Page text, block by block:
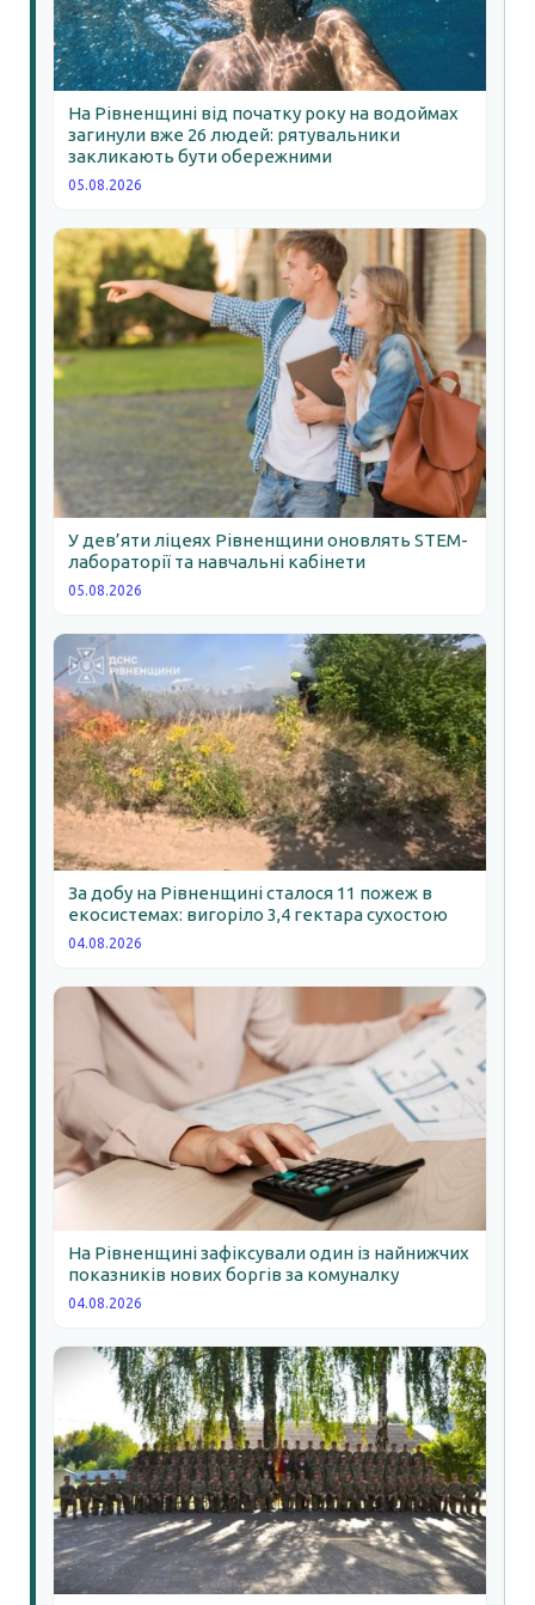
На Рівненщині від початку року на водоймах
загинули вже 26 людей: рятувальники
закликають бути обережними
05.08.2026
У дев’яти ліцеях Рівненщини оновлять STEM-
лабораторії та навчальні кабінети
05.08.2026
За добу на Рівненщині сталося 11 пожеж в
екосистемах: вигоріло 3,4 гектара сухостою
04.08.2026
На Рівненщині зафіксували один із найнижчих
показників нових боргів за комуналку
04.08.2026